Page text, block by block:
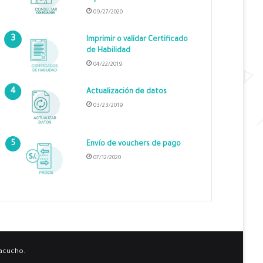
09/27/2020
Imprimir o validar Certificado
de Habilidad
04/22/2019
Actualización de datos
03/23/2019
Envío de vouchers de pago
07/12/2020